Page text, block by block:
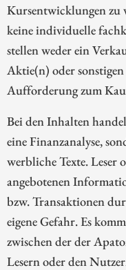
Kursentwicklungen zu
keine individuelle
stellen weder ein
Aktie(n) oder
Aufforderung zum
Bei den Inhalten
eine Finanzanalyse,
werbliche Texte.
angebotenen
bzw. Transaktionen
eigene Gefahr. Es
zwischen der der
Lesern oder den